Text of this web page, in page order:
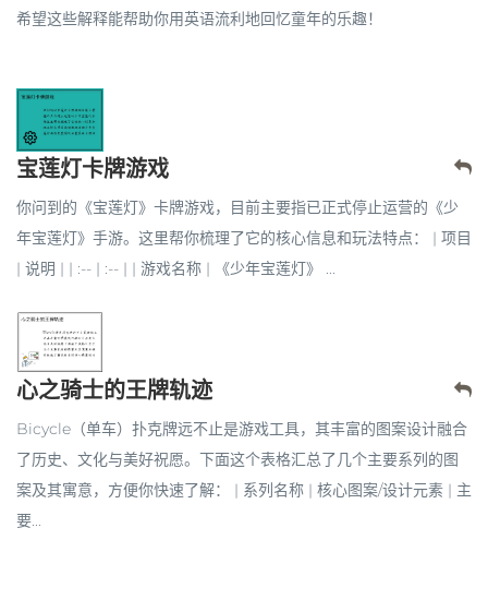
希望这些解释能帮助你用英语流利地回忆童年的乐趣！
宝莲灯卡牌游戏
你问到的《宝莲灯》卡牌游戏，目前主要指已正式停止运营的《少
年宝莲灯》手游。这里帮你梳理了它的核心信息和玩法特点： | 项目
| 说明 | | :-- | :-- | | 游戏名称 | 《少年宝莲灯》 ...
心之骑士的王牌轨迹
Bicycle（单车）扑克牌远不止是游戏工具，其丰富的图案设计融合
了历史、文化与美好祝愿。下面这个表格汇总了几个主要系列的图
案及其寓意，方便你快速了解： | 系列名称 | 核心图案/设计元素 | 主
要...